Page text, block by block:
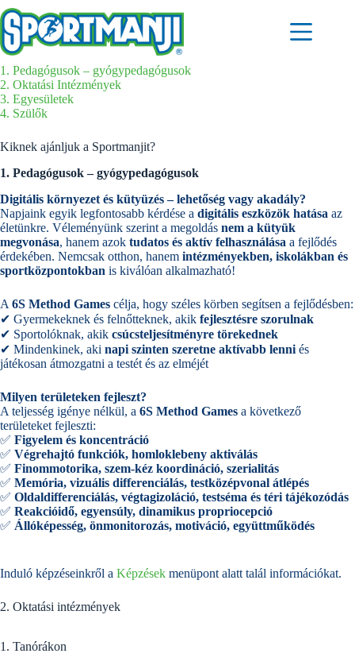
Skip
to
content
1. Pedagógusok – gyógypedagógusok
2. Oktatási Intézmények
3. Egyesületek
4. Szülők
Kiknek ajánljuk a Sportmanjit?
1. Pedagógusok – gyógypedagógusok
Digitális környezet és kütyüzés – lehetőség vagy akadály?
Napjaink egyik legfontosabb kérdése a digitális eszközök hatása az
életünkre. Véleményünk szerint a megoldás nem a kütyük
megvonása, hanem azok tudatos és aktív felhasználása a fejlődés
érdekében. Nemcsak otthon, hanem intézményekben, iskolákban és
sportközpontokban is kiválóan alkalmazható!
A 6S Method Games célja, hogy széles körben segítsen a fejlődésben:
✔ Gyermekeknek és felnőtteknek, akik fejlesztésre szorulnak
✔ Sportolóknak, akik csúcsteljesítményre törekednek
✔ Mindenkinek, aki napi szinten szeretne aktívabb lenni és
játékosan átmozgatni a testét és az elméjét
Milyen területeken fejleszt?
A teljesség igénye nélkül, a 6S Method Games a következő
területeket fejleszti:
✅ Figyelem és koncentráció
✅ Végrehajtó funkciók, homloklebeny aktiválás
✅ Finommotorika, szem-kéz koordináció, szerialitás
✅ Memória, vizuális differenciálás, testközépvonal átlépés
✅ Oldaldifferenciálás, végtagizoláció, testséma és téri tájékozódás
✅ Reakcióidő, egyensúly, dinamikus propriocepció
✅ Állóképesség, önmonitorozás, motiváció, együttműködés
Induló képzéseinkről a Képzések menüpont alatt talál információkat.
2. Oktatási intézmények
1. Tanórákon